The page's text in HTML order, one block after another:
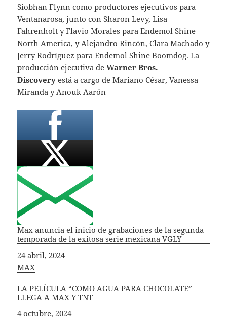
Siobhan Flynn como productores ejecutivos para
Ventanarosa, junto con Sharon Levy, Lisa
Fahrenholt y Flavio Morales para Endemol Shine
North America, y Alejandro Rincón, Clara Machado y
Jerry Rodríguez para Endemol Shine Boomdog. La
producción ejecutiva deWarner Bros.
Discovery está a cargo de Mariano César, Vanessa
Miranda y Anouk Aarón
Max anuncia el inicio de grabaciones de la segunda
temporada de la exitosa serie mexicana VGLY
Fecha
24 abril, 2024
In relation to
MAX
LA PELÍCULA “COMO AGUA PARA CHOCOLATE”
LLEGA A MAX Y TNT
Fecha
4 octubre, 2024